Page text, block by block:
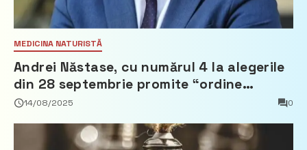
MEDICINA NATURISTĂ
Andrei Năstase, cu numărul 4 la alegerile
din 28 septembrie promite “ordine
europeană” și 10 miliarde pentru cetățeni
14/08/2025 0